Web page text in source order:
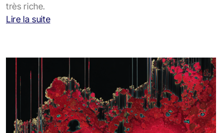
très riche.
Lire la suite